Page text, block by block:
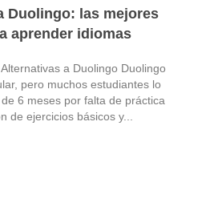
Duolingo: las mejores
aprender idiomas
a Duolingo Duolingo
pero muchos estudiantes lo
6 meses por falta de práctica
de ejercicios básicos y...